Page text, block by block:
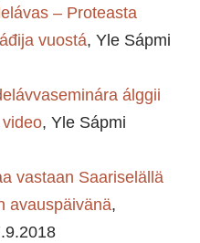
– Proteasta
vuostá, Yle Sápmi
álggii
, Yle Sápmi
vastaan Saariselällä
avauspäivänä,